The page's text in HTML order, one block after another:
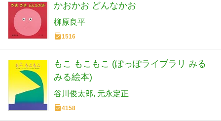
かおかお どんなかお
柳原良平
1516
もこ もこもこ (ぽっぽライブラリ みる
みる絵本)
谷川俊太郎 元永定正
4158